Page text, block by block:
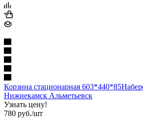
Корзина стационарная
Нижнекамск Альметьевск
Узнать цену!
780 руб./шт